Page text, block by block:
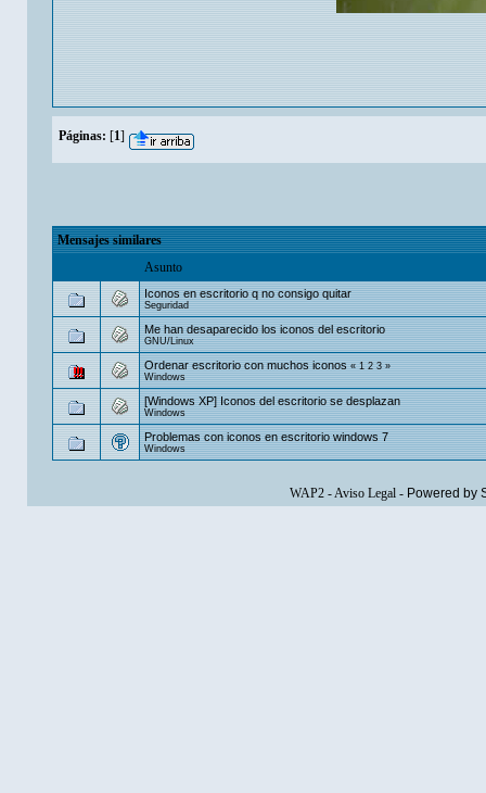
Páginas: [1]
Mensajes similares
Asunto
Iconos en escritorio q no consigo quitar
Seguridad
Me han desaparecido los iconos del escritorio
GNU/Linux
Ordenar escritorio con muchos iconos «1 2 3»
Windows
[Windows XP] Iconos del escritorio se desplazan
Windows
Problemas con iconos en escritorio windows 7
Windows
WAP2-Aviso Legal- Powered by